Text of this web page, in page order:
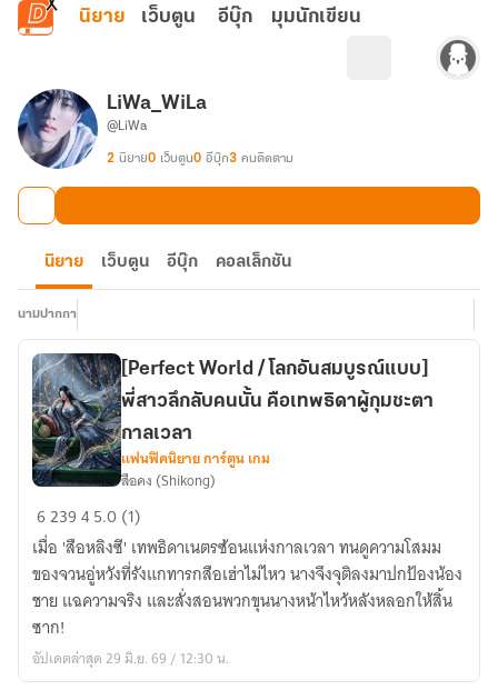
ข้ามไปยังเนื้อหาหลัก
นิยาย เว็บตูน อีบุ๊ก มุมนักเขียน
LiWa_WiLa
@LiWa
2 นิยาย0 เว็บตูน0 อีบุ๊ก3 คนติดตาม
นิยาย เว็บตูน อีบุ๊ก คอลเล็กชัน
นามปากกา
World
/
โลก
อัน
สมบูรณ์
แบบ]
พี่
[Perfect World / โลกอันสมบูรณ์แบบ]
พี่สาวลึกลับคนนั้น คือเทพธิดาผู้กุมชะตา
กาลเวลา
แฟนฟิคนิยาย การ์ตูน เกม
สือคง (Shikong)
623945.0 (1)
เมื่อ 'สือหลิงซี' เทพธิดาเนตรซ้อนแห่งกาลเวลา ทนดูความโสมม
ของจวนอู่หวังที่รังแกทารกสือเฮ่าไม่ไหว นางจึงจุติลงมาปกป้องน้อง
ชาย แฉความจริง และสั่งสอนพวกขุนนางหน้าไหว้หลังหลอกให้สิ้น
ซาก!
อัปเดตล่าสุด 29 มิ.ย. 69 / 12:30 น.